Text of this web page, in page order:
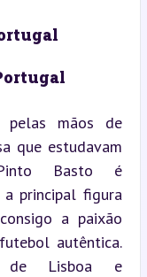
mãos de
que estudavam
Basto é
principal figura
a paixão
autêntica.
de Lisboa e